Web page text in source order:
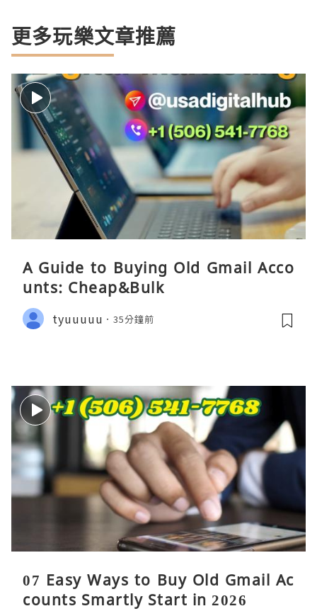
更多玩樂文章推薦
A Guide to Buying Old Gmail Acco
unts: Cheap&Bulk
tyuuuuu 35分鐘前
07 Easy Ways to Buy Old Gmail Ac
counts Smartly Start in 2026